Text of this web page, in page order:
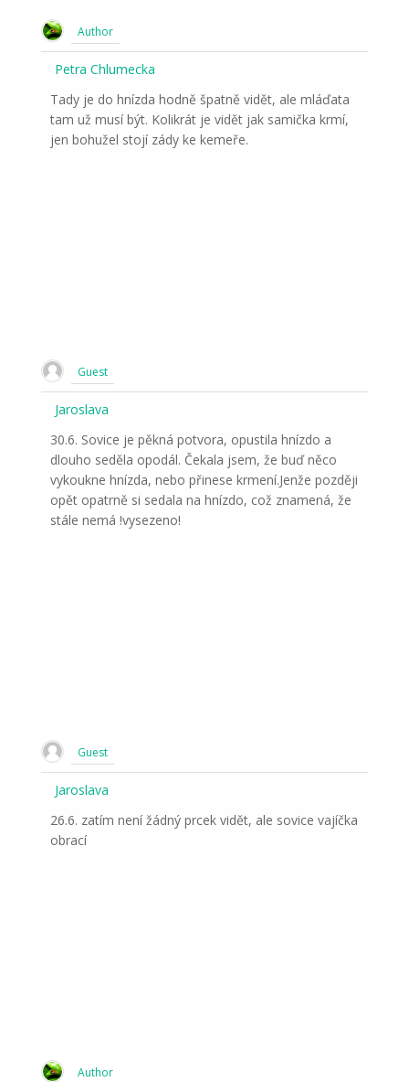
Author
Petra Chlumecka
Tady je do hnízda hodně špatně vidět, ale mláďata
tam už musí být. Kolikrát je vidět jak samička krmí,
jen bohužel stojí zády ke kemeře.
Guest
Jaroslava
30.6. Sovice je pěkná potvora, opustila hnízdo a
dlouho seděla opodál. Čekala jsem, že buď něco
vykoukne hnízda, nebo přinese krmení.Jenže později
opět opatrně si sedala na hnízdo, což znamená, že
stále nemá !vysezeno!
Guest
Jaroslava
26.6. zatím není žádný prcek vidět, ale sovice vajíčka
obrací
Author